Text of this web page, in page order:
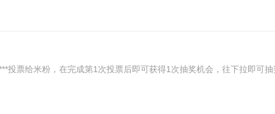
米粉，在完成第1次投票后即可获得1次抽奖机会，往下拉即可抽奖，奖金金额为